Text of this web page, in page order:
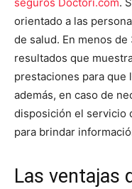
seguros Doctori.com.
orientado a las
de salud. En menos
resultados que
prestaciones para que
además, en caso de
disposición el servicio
para brindar
Las ventajas